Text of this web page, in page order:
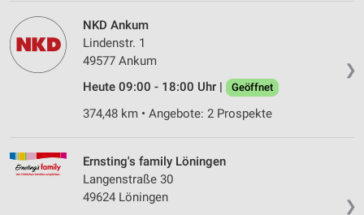
❯
NKD Ankum
Lindenstr. 1
49577 Ankum
Heute 09:00 - 18:00 Uhr |
Geöffnet
374,48 km • Angebote: 2 Prospekte
❯
Ernsting's family Löningen
Langenstraße 30
49624 Löningen